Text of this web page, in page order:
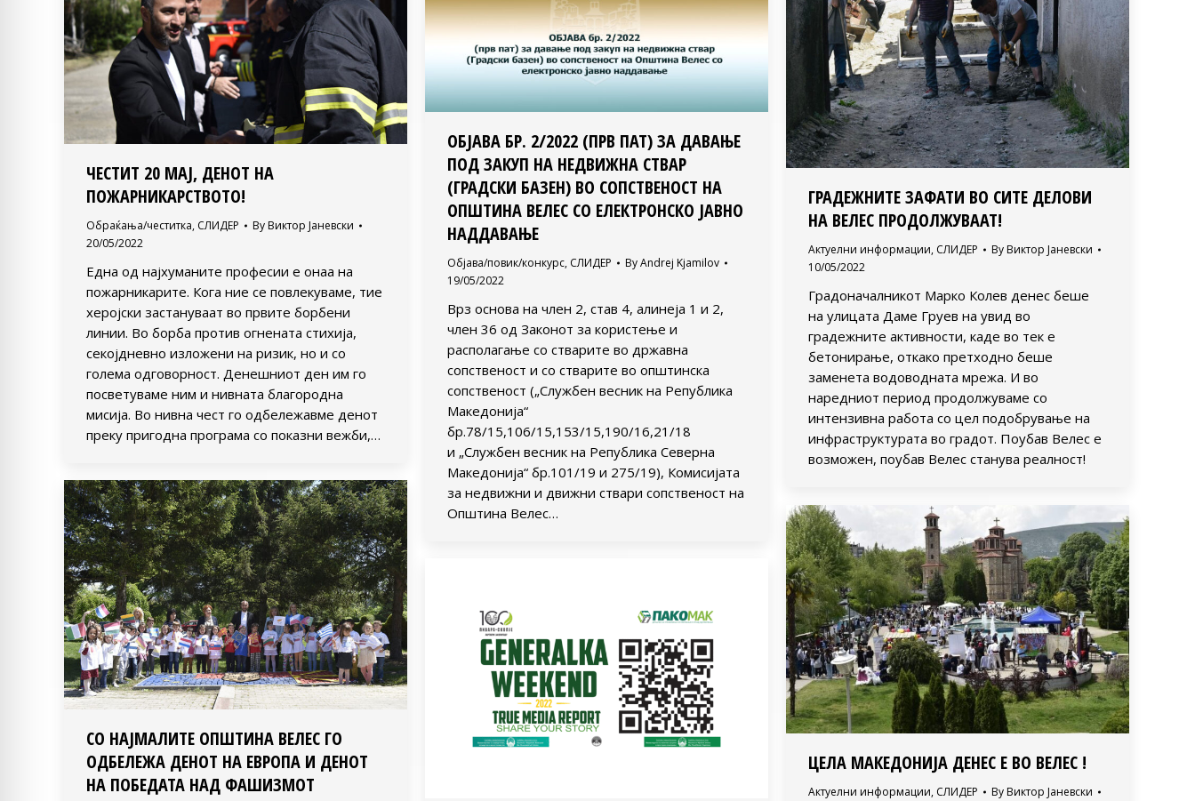
ЧЕСТИТ 20 МАЈ, ДЕНОТ НА
ПОЖАРНИКАРСТВОТО!
Обраќања/честитка, СЛИДЕР By Виктор Јаневски
20/05/2022
Една од најхуманите професии е онаа на
пожарникарите. Кога ние се повлекуваме, тие
херојски застануваат во првите борбени
линии. Во борба против огнената стихија,
секојдневно изложени на ризик, но и со
голема одговорност. Денешниот ден им го
посветуваме ним и нивната благородна
мисија. Во нивна чест го одбележавме денот
преку пригодна програма со показни вежби,…
ОБЈАВА БР. 2/2022 (ПРВ ПАТ) ЗА ДАВАЊЕ
ПОД ЗАКУП НА НЕДВИЖНА СТВАР
(ГРАДСКИ БАЗЕН) ВО СОПСТВЕНОСТ НА
ОПШТИНА ВЕЛЕС СО ЕЛЕКТРОНСКО ЈАВНО
НАДДАВАЊЕ
Објава/повик/конкурс, СЛИДЕР ByAndrej Kjamilov
19/05/2022
Врз основа на член 2, став 4, алинеја 1 и 2,
член 36 од Законот за користење и
располагање со стварите во државна
сопственост и со стварите во општинска
сопственост („Службен весник на Република
Македонија“
бр.78/15,106/15,153/15,190/16,21/18
и „Службен весник на Република Северна
Македонија“ бр.101/19 и 275/19), Комисијата
за недвижни и движни ствари сопственост на
Општина Велес…
ГРАДЕЖНИТЕ ЗАФАТИ ВО СИТЕ ДЕЛОВИ
НА ВЕЛЕС ПРОДОЛЖУВААТ!
Актуелни информации, СЛИДЕР By Виктор Јаневски
10/05/2022
Градоначалникот Марко Колев денес беше
на улицата Даме Груев на увид во
градежните активности, каде во тек е
бетонирање, откако претходно беше
заменета водоводната мрежа. И во
наредниот период продолжуваме со
интензивна работа со цел подобрување на
инфраструктурата во градот. Поубав Велес е
возможен, поубав Велес станува реалност!
СО НАЈМАЛИТЕ ОПШТИНА ВЕЛЕС ГО
ОДБЕЛЕЖА ДЕНОТ НА ЕВРОПА И ДЕНОТ
НА ПОБЕДАТА НАД ФАШИЗМОТ
ЦЕЛА МАКЕДОНИЈА ДЕНЕС Е ВО ВЕЛЕС !
Актуелни информации, СЛИДЕР By Виктор Јаневски